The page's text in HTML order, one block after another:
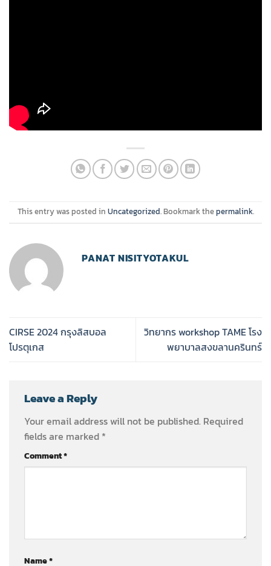
This entry was posted in Uncategorized. Bookmark thepermalink.
PANAT NISITYOTAKUL
CIRSE 2024 กรุงลิสบอล
โปรตุเกส
วิทยากร workshop TAME โรง
พยาบาลสงขลานครินทร์
Leave a Reply
Your email address will not be published. Required
fields are marked *
Comment*
Name*